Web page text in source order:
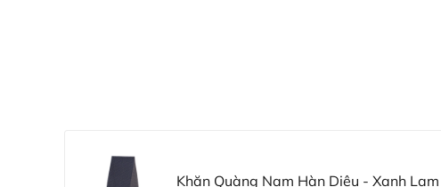
Khăn Quàng Nam Hàn Diêu - Xanh Lam